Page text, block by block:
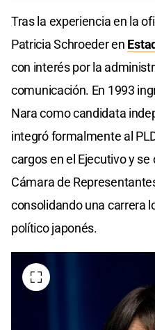
Tras la experiencia en la
Patricia Schroeder en
con interés por la
comunicación. En 1993
Nara como candidata
integró formalmente al
cargos en el Ejecutivo y
Cámara de
consolidando una carrera
político japonés.